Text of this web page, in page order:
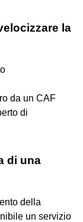
la
da un CAF
di
di una
della
un servizio